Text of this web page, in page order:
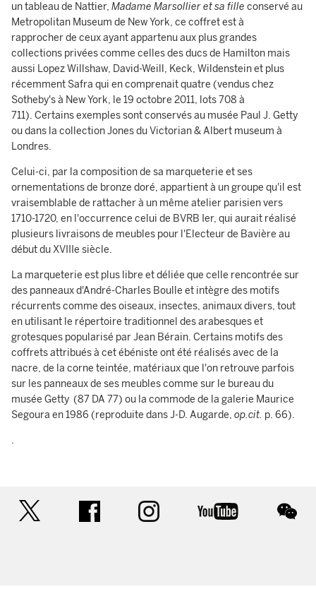
un tableau de Nattier, Madame Marsollier et sa fille conservé au
Metropolitan Museum de New York, ce coffret est à
rapprocher de ceux ayant appartenu aux plus grandes
collections privées comme celles des ducs de Hamilton mais
aussi Lopez Willshaw, David-Weill, Keck, Wildenstein et plus
récemment Safra qui en comprenait quatre (vendus chez
Sotheby's à New York, le 19 octobre 2011, lots 708 à
711). Certains exemples sont conservés au musée Paul J. Getty
ou dans la collection Jones du Victorian & Albert museum à
Londres.
Celui-ci, par la composition de sa marqueterie et ses
ornementations de bronze doré, appartient à un groupe qu'il est
vraisemblable de rattacher à un même atelier parisien vers
1710-1720, en l'occurrence celui de BVRB Ier, qui aurait réalisé
plusieurs livraisons de meubles pour l'Electeur de Bavière au
début du XVIIIe siècle.
La marqueterie est plus libre et déliée que celle rencontrée sur
des panneaux d'André-Charles Boulle et intègre des motifs
récurrents comme des oiseaux, insectes, animaux divers, tout
en utilisant le répertoire traditionnel des arabesques et
grotesques popularisé par Jean Bérain. Certains motifs des
coffrets attribués à cet ébéniste ont été réalisés avec de la
nacre, de la corne teintée, matériaux que l'on retrouve parfois
sur les panneaux de ses meubles comme sur le bureau du
musée Getty (87 DA 77) ou la commode de la galerie Maurice
Segoura en 1986 (reproduite dans J-D. Augarde, op.cit. p. 66).
.
facebook instagram youtube